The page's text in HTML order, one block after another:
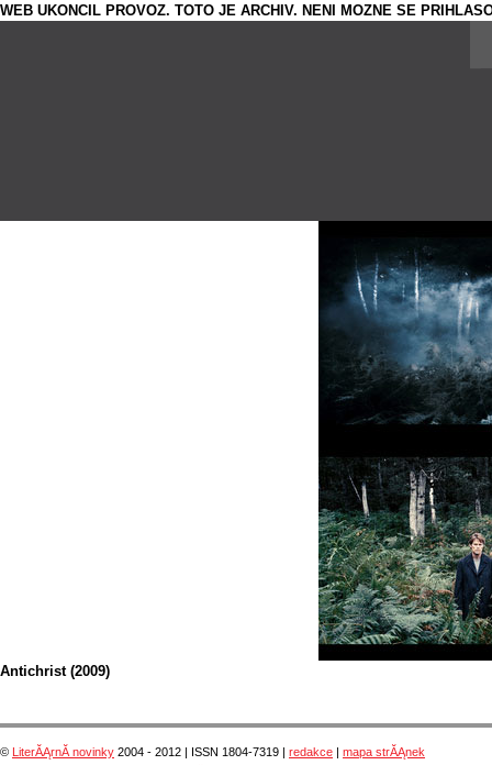
WEB UKONCIL PROVOZ. TOTO JE ARCHIV. NENI MOZNE SE
Antichrist (2009)
© LiterĂĄrnĂ­ novinky 2004 - 2012 | ISSN 1804-7319 | redakce
mapa strĂĄnek